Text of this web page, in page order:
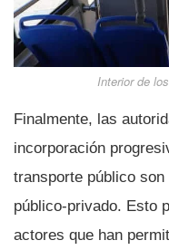
Interior de
Finalmente, las
incorporación
transporte público
público-privado. Esto
actores que han